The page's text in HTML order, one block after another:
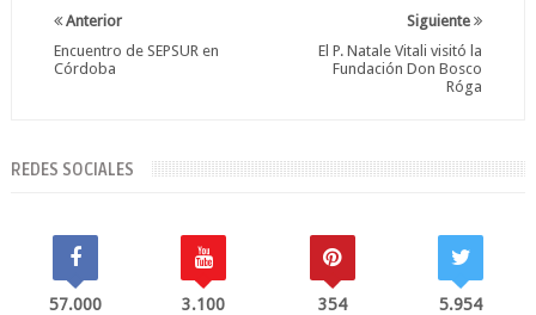
Siguiente
El P. Natale Vitali visitó la
Fundación Don Bosco
Róga
Anterior
Encuentro de SEPSUR en
Córdoba
REDES SOCIALES
57.000 3.100 354 5.954